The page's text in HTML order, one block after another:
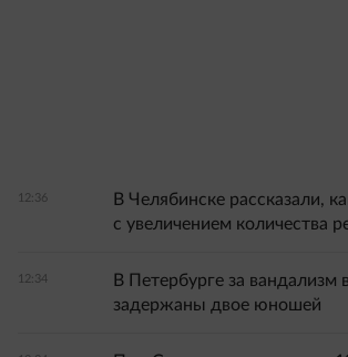
12:36
В Челябинске рассказали,
с увеличением количества
12:34
В Петербурге за вандализм
задержаны двое юношей